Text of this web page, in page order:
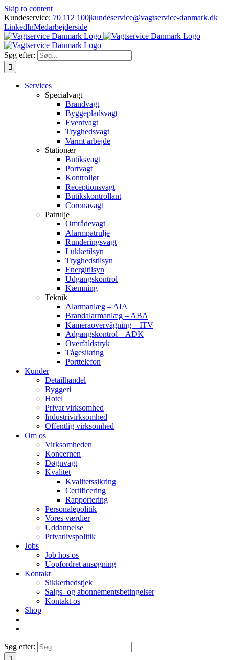
Skip to content
Kundeservice: 70 112 100|kundeservice@vagtservice-danmark.dk
LinkedInMedarbejderside
Søg efter:
Services
Specialvagt
Brandvagt
Byggepladsvagt
Eventvagt
Tryghedsvagt
Varmt arbejde
Stationær
Butiksvagt
Portvagt
Kontrollør
Receptionsvagt
Butikskontrollant
Coronavagt
Patrulje
Områdevagt
Alarmpatrulje
Runderingsvagt
Lukketilsyn
Tryghedstilsyn
Energitilsyn
Udgangskontrol
Kæmning
Teknik
Alarmanlæg – AIA
Brandalarmanlæg – ABA
Kameraovervågning – ITV
Adgangskontrol – ADK
Overfaldstryk
Tågesikring
Porttelefon
Kunder
Detailhandel
Byggeri
Hotel
Privat virksomhed
Industrivirksomhed
Offentlig virksomhed
Om os
Virksomheden
Koncernen
Døgnvagt
Kvalitet
Kvalitetssikring
Certificering
Rapportering
Personalepolitik
Vores værdier
Uddannelse
Privatlivspolitik
Jobs
Job hos os
Uopfordret ansøgning
Kontakt
Sikkerhedstjek
Salgs- og abonnementsbetingelser
Kontakt os
Shop
Søg efter: